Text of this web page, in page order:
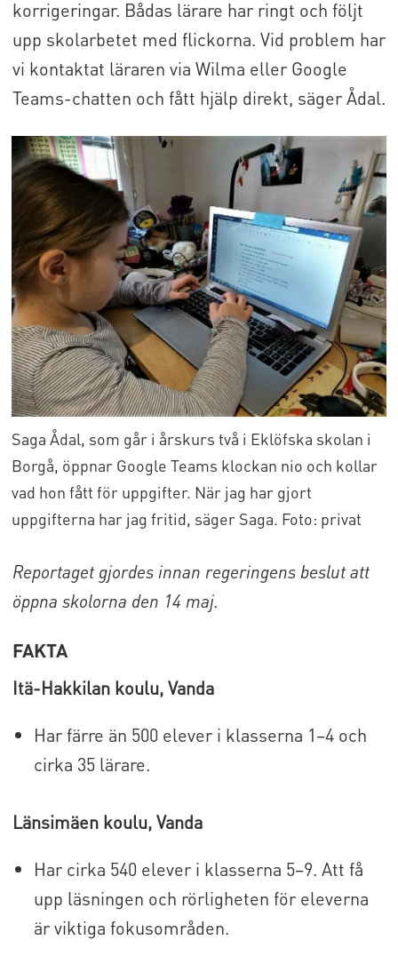
korrigeringar. Bådas lärare har ringt och följt
upp skolarbetet med flickorna. Vid problem har
vi kontaktat läraren via Wilma eller Google
Teams-chatten och fått hjälp direkt, säger Ådal.
Saga Ådal, som går i årskurs två i Eklöfska skolan i
Borgå, öppnar Google Teams klockan nio och kollar
vad hon fått för uppgifter. När jag har gjort
uppgifterna har jag fritid, säger Saga. Foto: privat
Reportaget gjordes innan regeringens beslut att
öppna skolorna den 14 maj.
FAKTA
Itä-Hakkilan koulu, Vanda
Har färre än 500 elever i klasserna 1–4 och
cirka 35 lärare.
Länsimäen koulu, Vanda
Har cirka 540 elever i klasserna 5–9. Att få
upp läsningen och rörligheten för eleverna
är viktiga fokusområden.